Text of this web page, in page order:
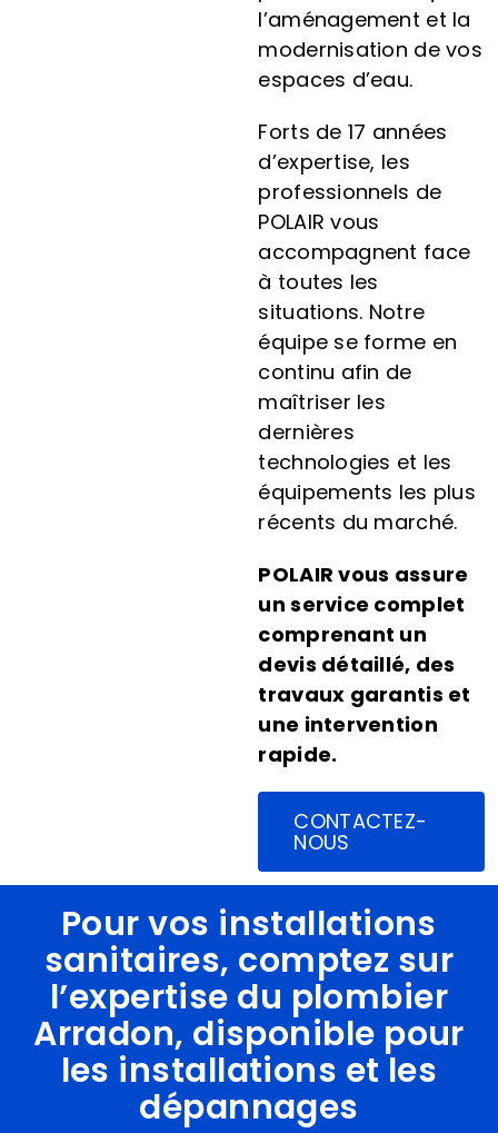
l’aménagement et la
modernisation de vos
espaces d’eau.
Forts de 17 années
d’expertise, les
professionnels de
POLAIR vous
accompagnent face
à toutes les
situations. Notre
équipe se forme en
continu afin de
maîtriser les
dernières
technologies et les
équipements les plus
récents du marché.
POLAIR vous assure
un service complet
comprenant un
devis détaillé, des
travaux garantis et
une intervention
rapide.
CONTACTEZ-
NOUS
Pour vos installations
sanitaires, comptez sur
l’expertise du plombier
Arradon, disponible pour
les installations et les
dépannages